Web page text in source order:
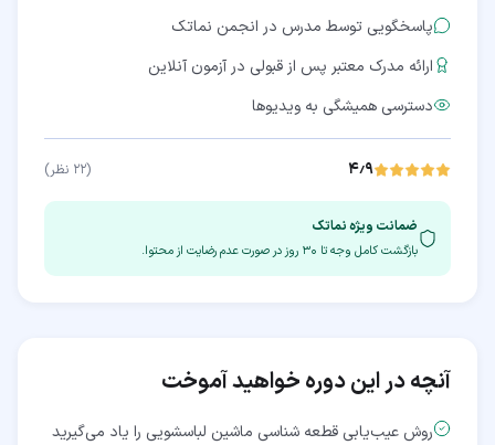
پاسخگویی توسط مدرس در انجمن نماتک
ارائه مدرک معتبر پس از قبولی در آزمون آنلاین
دسترسی همیشگی به ویدیوها
۴٫۹ (۲۲ نظر)
ضمانت ویژه نماتک
بازگشت کامل وجه تا ۳۰ روز در صورت عدم رضایت از محتوا.
آنچه در این دوره خواهید آموخت
روش عیب‌یابی قطعه شناسی ماشین لباسشویی را یاد می‌گیرید